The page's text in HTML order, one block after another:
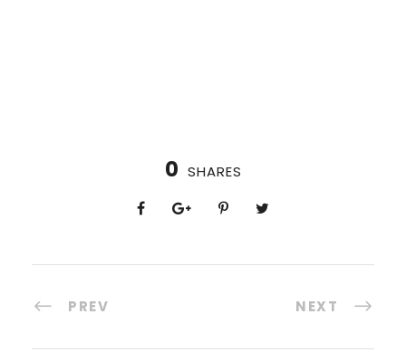
0 SHARES
PREV NEXT